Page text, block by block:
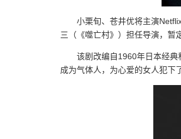
小栗旬、苍井优将主演
三（《噬亡村》）担任导演，暂
该剧改编自1960年日本经
成为气体人，为心爱的女人犯下